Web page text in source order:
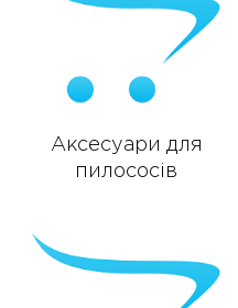
Аксесуари для
пилососів